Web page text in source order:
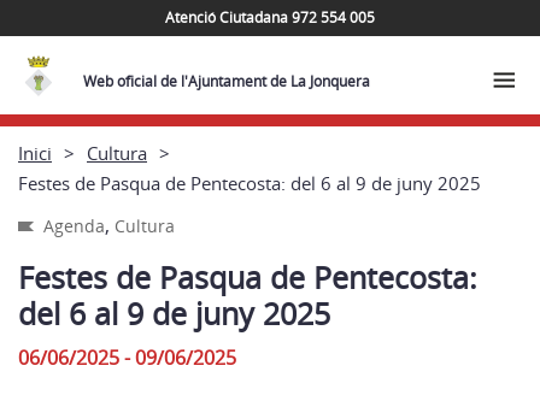
Atenció Ciutadana 972 554 005
Web oficial de l'Ajuntament de La Jonquera
Inici
Cultura
Festes de Pasqua de Pentecosta: del 6 al 9 de juny 2025
Agenda, Cultura
Festes de Pasqua de Pentecosta:
del 6 al 9 de juny 2025
06/06/2025 - 09/06/2025